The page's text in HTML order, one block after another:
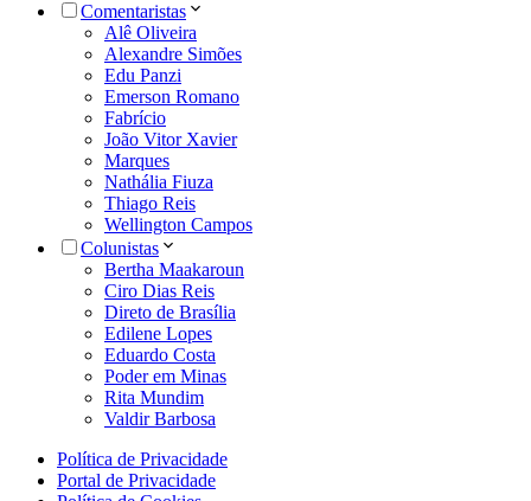
Comentaristas
Alê Oliveira
Alexandre Simões
Edu Panzi
Emerson Romano
Fabrício
João Vitor Xavier
Marques
Nathália Fiuza
Thiago Reis
Wellington Campos
Colunistas
Bertha Maakaroun
Ciro Dias Reis
Direto de Brasília
Edilene Lopes
Eduardo Costa
Poder em Minas
Rita Mundim
Valdir Barbosa
Política de Privacidade
Portal de Privacidade